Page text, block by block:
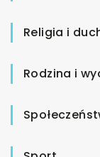
Religia i
Rodzina i